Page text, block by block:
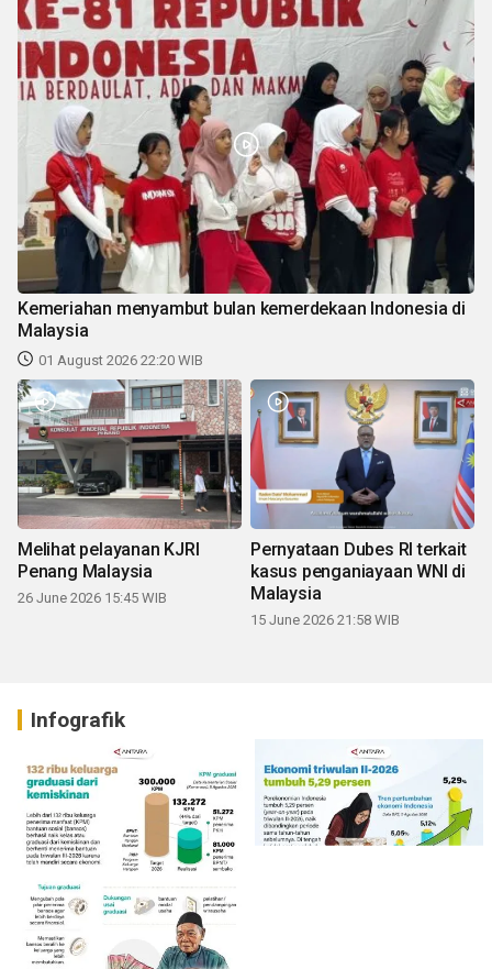
Kemeriahan menyambut bulan kemerdekaan Indonesia di
Malaysia
01 August 2026 22:20 WIB
Melihat pelayanan KJRI
Penang Malaysia
26 June 2026 15:45 WIB
Pernyataan Dubes RI terkait
kasus penganiayaan WNI di
Malaysia
15 June 2026 21:58 WIB
Infografik